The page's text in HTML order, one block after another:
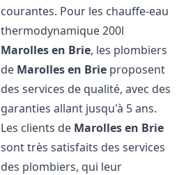
courantes. Pour les chauffe-eau
thermodynamique 200l
Marolles en Brie, les plombiers
de Marolles en Brie proposent
des services de qualité, avec des
garanties allant jusqu'à 5 ans.
Les clients de Marolles en Brie
sont très satisfaits des services
des plombiers, qui leur